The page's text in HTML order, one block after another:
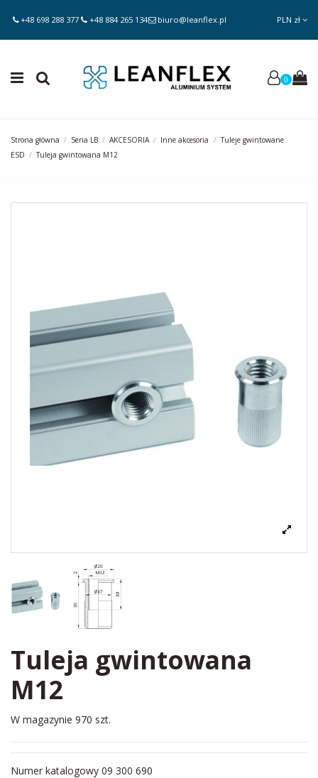
+48 698 288 377 +48 884 265 134 biuro@leanflex.pl PLN zł
0
Strona główna Seria LB AKCESORIA Inne akcesoria
Tuleje gwintowane
ESD
Tuleja gwintowana M12
Tuleja gwintowana
M12
W magazynie 970 szt.
Numer katalogowy 09 300 690